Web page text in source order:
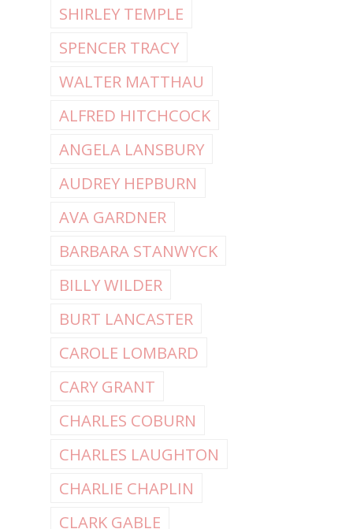
SHIRLEY TEMPLE
SPENCER TRACY
WALTER MATTHAU
ALFRED HITCHCOCK
ANGELA LANSBURY
AUDREY HEPBURN
AVA GARDNER
BARBARA STANWYCK
BILLY WILDER
BURT LANCASTER
CAROLE LOMBARD
CARY GRANT
CHARLES COBURN
CHARLES LAUGHTON
CHARLIE CHAPLIN
CLARK GABLE